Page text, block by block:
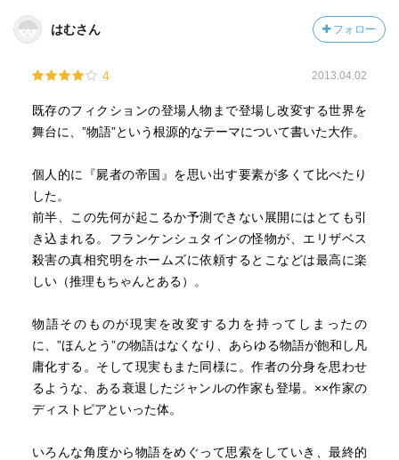
はむさん フォロー
4 2013.04.02
既存のフィクションの登場人物まで登場し改変する世界を
舞台に、”物語”という根源的なテーマについて書いた大作。
個人的に『屍者の帝国』を思い出す要素が多くて比べたり
した。
前半、この先何が起こるか予測できない展開にはとても引
き込まれる。フランケンシュタインの怪物が、エリザベス
殺害の真相究明をホームズに依頼するとこなどは最高に楽
しい（推理もちゃんとある）。
物語そのものが現実を改変する力を持ってしまったの
に、”ほんとう”の物語はなくなり、あらゆる物語が飽和し凡
庸化する。そして現実もまた同様に。作者の分身を思わせ
るような、ある衰退したジャンルの作家も登場。××作家の
ディストピアといった体。
いろんな角度から物語をめぐって思索をしていき、最終的